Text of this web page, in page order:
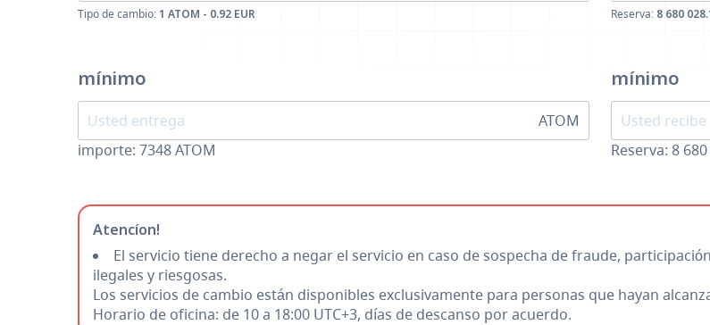
Tipo de cambio: 1 ATOM - 0.92 EUR
mínimo
ATOM
importe: 7348ATOM
Reserva: 8 680
mínimo
Reserva: 8
Atencíon!
El servicio tiene derecho a negar el servicio en caso de sospecha de fraude,
ilegales y riesgosas.
Los servicios de cambio están disponibles exclusivamente para personas que hayan
Horario de oficina: de 10 a 18:00 UTC+3, días de descanso por acuerdo.